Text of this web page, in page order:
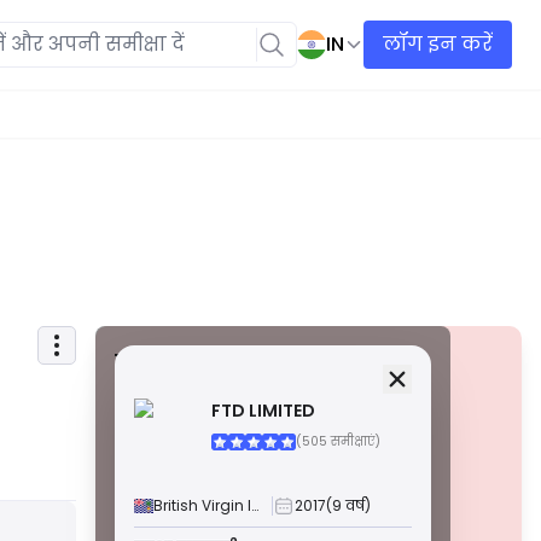
IN लॉग इन करें
FTD LIMITED
(505 समीक्षाएं)
British Virgin Islands 2017(9 वर्ष)
सुरक्षा जानकारी
चेतावनी
लाइसेंस
विश्व स्तर पर प्रसिद्ध नियामकों द्वारा जारी किए गए, ये लाइसेंस
समाधान और AML/CTF मानकों का पालन सुरक्षा को और बढ़ाता